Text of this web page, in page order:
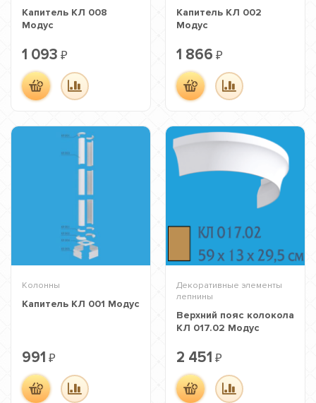
Капитель КЛ 008
Модус
1 093 ₽
Капитель КЛ 002
Модус
1 866 ₽
Колонны
Капитель КЛ 001 Модус
991 ₽
Декоративные элементы
лепнины
Верхний пояс колокола
КЛ 017.02 Модус
2 451 ₽